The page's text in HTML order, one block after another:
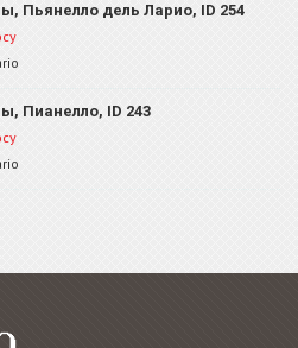
Пьянелло дель Ларио, ID 254
Пианелло, ID 243